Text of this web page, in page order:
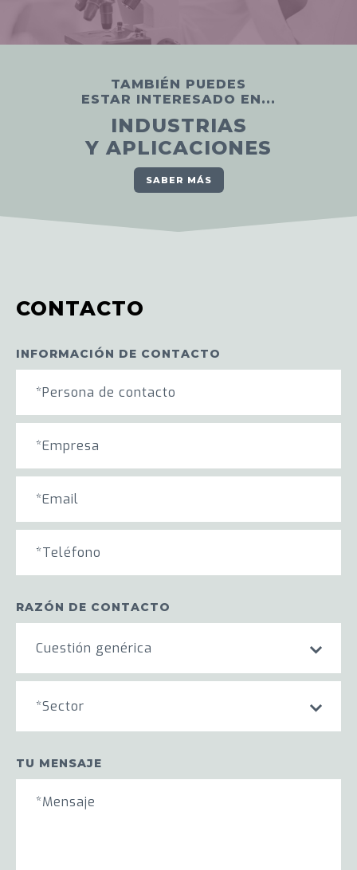
TAMBIÉN PUEDES
ESTAR INTERESADO EN...
INDUSTRIAS
Y APLICACIONES
SABER MÁS
CONTACTO
INFORMACIÓN DE CONTACTO
RAZÓN DE CONTACTO
Cuestión genérica
*Sector
TU MENSAJE